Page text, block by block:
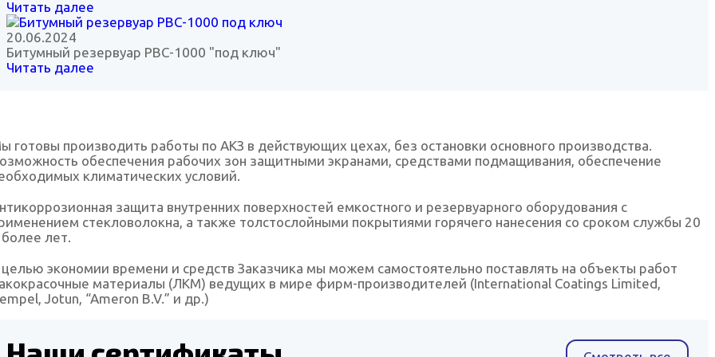
Читать далее
20.06.2024
Битумный резервуар РВС-1000 "под ключ"
Читать далее
готовы производить работы по АКЗ в действующих цехах, без остановки основного производства.
обеспечения рабочих зон защитными экранами, средствами подмащивания, обеспечение
климатических условий.
защита внутренних поверхностей емкостного и резервуарного оборудования с
стекловолокна, а также толстослойными покрытиями горячего нанесения со сроком службы 20
лет.
целью экономии времени и средств Заказчика мы можем самостоятельно поставлять на объекты работ
материалы (ЛКМ) ведущих в мире фирм-производителей (International Coatings Limited,
Jotun, “Ameron B.V.” и др.)